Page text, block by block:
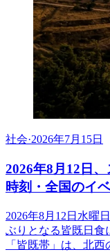
社会·2026年7月15日
2026年8月12日
時刻・全国のイ
2026年8月12日水曜
ぶりとなる皆既日食
「皆既帯」は、北